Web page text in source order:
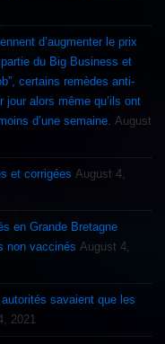
d’augmenter le prix
du Big Business et
certains remèdes anti-
jour alors même qu’ils ont
d’une semaine. August
et corrigées August 4,
en Grande Bretagne
non vaccinés August 4,
savaient que les
2021